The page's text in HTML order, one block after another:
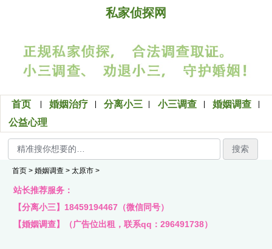
私家侦探网
首页 婚姻治疗 分离小三 小三调查
婚姻调查
公益心理
搜索
首页 > 婚姻调查 > 太原市 >
站长推荐服务：
【分离小三】18459194467（微信同号）
【婚姻调查】（广告位出租，联系qq：296491738）